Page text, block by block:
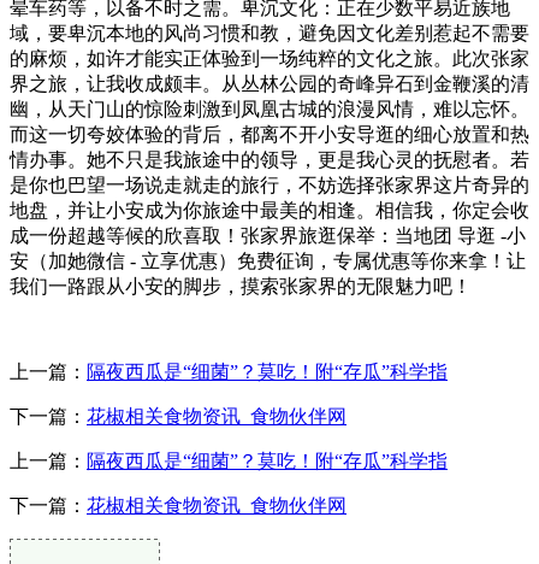
晕车药等，以备不时之需。卑沉文化：正在少数平易近族地
域，要卑沉本地的风尚习惯和教，避免因文化差别惹起不需要
的麻烦，如许才能实正体验到一场纯粹的文化之旅。此次张家
界之旅，让我收成颇丰。从丛林公园的奇峰异石到金鞭溪的清
幽，从天门山的惊险刺激到凤凰古城的浪漫风情，难以忘怀。
而这一切夸姣体验的背后，都离不开小安导逛的细心放置和热
情办事。她不只是我旅途中的领导，更是我心灵的抚慰者。若
是你也巴望一场说走就走的旅行，不妨选择张家界这片奇异的
地盘，并让小安成为你旅途中最美的相逢。相信我，你定会收
成一份超越等候的欣喜取！张家界旅逛保举：当地团 导逛 -小
安（加她微信 - 立享优惠）免费征询，专属优惠等你来拿！让
我们一路跟从小安的脚步，摸索张家界的无限魅力吧！
上一篇： 隔夜西瓜是“细菌”？莫吃！附“存瓜”科学指
下一篇： 花椒相关食物资讯_食物伙伴网
上一篇： 隔夜西瓜是“细菌”？莫吃！附“存瓜”科学指
下一篇： 花椒相关食物资讯_食物伙伴网